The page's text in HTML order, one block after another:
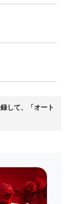
して、「オート